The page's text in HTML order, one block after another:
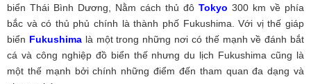
biển Thái Bình Dương, Nằm cách thủ đô Tokyo 300 km về phía
bắc và có thủ phủ chính là thành phố Fukushima. Với vị thế giáp
biển Fukushimalà một trong những nơi có thế mạnh về đánh bắt
cá và công nghiệp đồ biển thế nhưng du lịch Fukushima cũng là
một thế mạnh bởi chính những điểm đến tham quan đa dạng và